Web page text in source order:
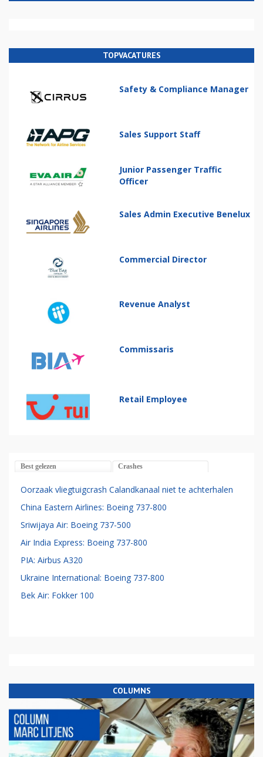
TOPVACATURES
Safety & Compliance Manager
Sales Support Staff
Junior Passenger Traffic
Officer
Sales Admin Executive Benelux
Commercial Director
Revenue Analyst
Commissaris
Retail Employee
Best gelezen Crashes
Oorzaak vliegtuigcrash Calandkanaal niet te achterhalen
China Eastern Airlines: Boeing 737-800
Sriwijaya Air: Boeing 737-500
Air India Express: Boeing 737-800
PIA: Airbus A320
Ukraine International: Boeing 737-800
Bek Air: Fokker 100
COLUMNS